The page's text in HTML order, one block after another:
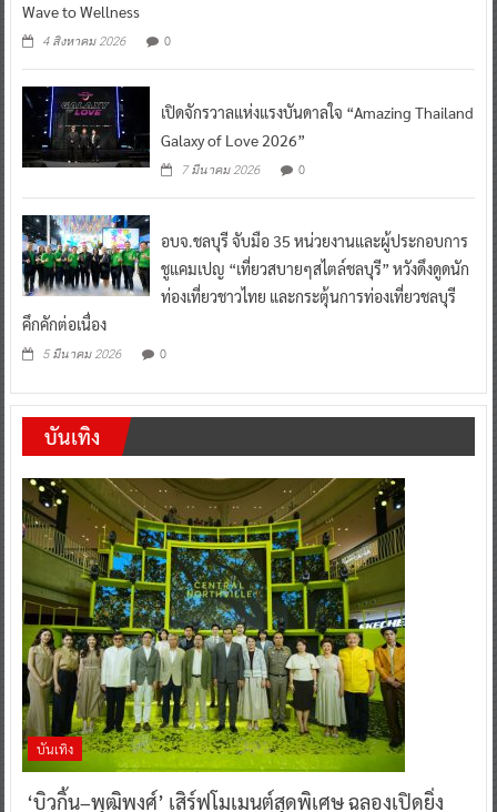
Wave to Wellness
4 สิงหาคม 2026 0
เปิดจักรวาลแห่งแรงบันดาลใจ “Amazing Thailand
Galaxy of Love 2026”
7 มีนาคม 2026 0
อบจ.ชลบุรี จับมือ 35 หน่วยงานและผู้ประกอบการ
ชูแคมเปญ “เที่ยวสบายๆสไตล์ชลบุรี” หวังดึงดูดนัก
ท่องเที่ยวชาวไทย และกระตุ้นการท่องเที่ยวชลบุรี
คึกคักต่อเนื่อง
5 มีนาคม 2026 0
บันเทิง
บันเทิง
‘บิวกิ้น–พุฒิพงศ์’ เสิร์ฟโมเมนต์สุดพิเศษ ฉลองเปิดยิ่ง